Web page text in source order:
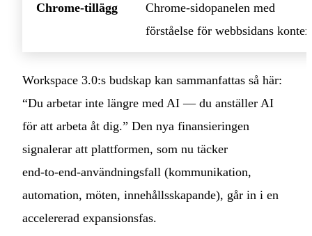
Chrome‑tillägg
Chrome‑sidopanelen med
förståelse för webbsidans
Workspace 3.0:s budskap kan sammanfattas så här:
“Du arbetar inte längre med AI — du anställer AI
för att arbeta åt dig.” Den nya finansieringen
signalerar att plattformen, som nu täcker
end‑to‑end‑användningsfall (kommunikation,
automation, möten, innehållsskapande), går in i en
accelererad expansionsfas.